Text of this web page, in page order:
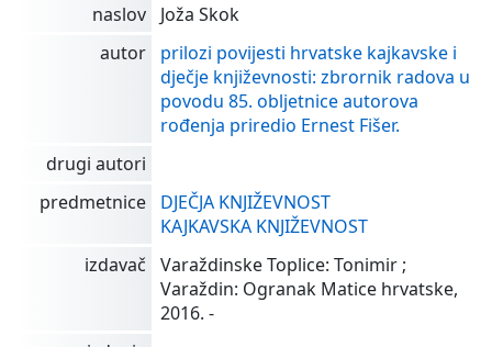
naslov
Joža Skok
autor
prilozi povijesti hrvatske kajkavske i
dječje književnosti: zbrornik radova u
povodu 85. obljetnice autorova
rođenja priredio Ernest Fišer.
drugi autori
predmetnice
DJEČJA KNJIŽEVNOST
KAJKAVSKA KNJIŽEVNOST
izdavač
Varaždinske Toplice: Tonimir ;
Varaždin: Ogranak Matice hrvatske,
2016. -